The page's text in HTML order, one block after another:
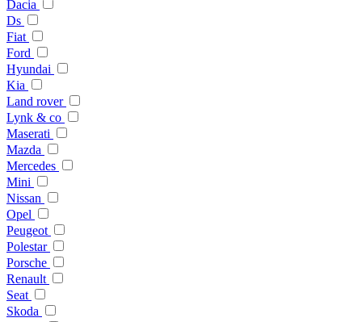
Dacia
Ds
Fiat
Ford
Hyundai
Kia
Land rover
Lynk & co
Maserati
Mazda
Mercedes
Mini
Nissan
Opel
Peugeot
Polestar
Porsche
Renault
Seat
Skoda